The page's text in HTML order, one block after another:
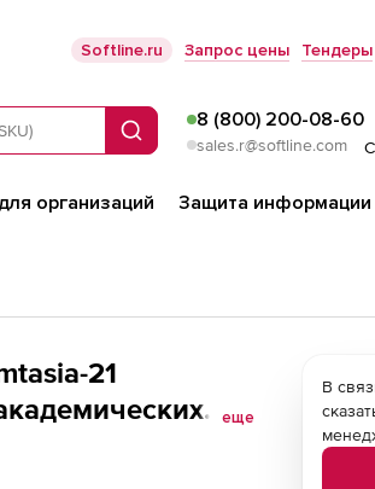
Softline.ru Запрос цены Тендеры
Поиск
8 (800) 200-08-60
sales.r@softline.com
организаций Защита информации
21
еще
В